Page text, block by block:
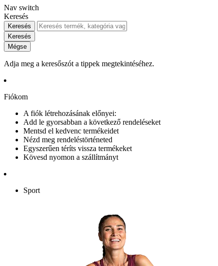
Nav switch
Keresés
Keresés
Keresés
Mégse
Adja meg a keresőszót a tippek megtekintéséhez.
Fiókom
A fiók létrehozásának előnyei:
Add le gyorsabban a következő rendeléseket
Mentsd el kedvenc termékeidet
Nézd meg rendeléstörténeted
Egyszerűen téríts vissza termékeket
Kövesd nyomon a szállítmányt
Sport